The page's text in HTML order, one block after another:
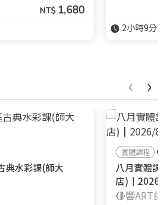
NT$ 1,680
2小時9分鐘
典水彩課(師大
實體課程
八月實體課
店)┃2026/
🔴響ART師
‹ ›